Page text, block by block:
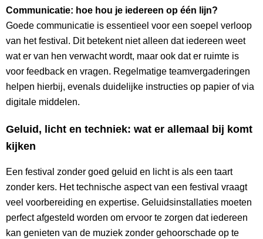
Communicatie: hoe hou je iedereen op één lijn?
Goede communicatie is essentieel voor een soepel verloop
van het festival. Dit betekent niet alleen dat iedereen weet
wat er van hen verwacht wordt, maar ook dat er ruimte is
voor feedback en vragen. Regelmatige teamvergaderingen
helpen hierbij, evenals duidelijke instructies op papier of via
digitale middelen.
Geluid, licht en techniek: wat er allemaal bij komt
kijken
Een festival zonder goed geluid en licht is als een taart
zonder kers. Het technische aspect van een festival vraagt
veel voorbereiding en expertise. Geluidsinstallaties moeten
perfect afgesteld worden om ervoor te zorgen dat iedereen
kan genieten van de muziek zonder gehoorschade op te